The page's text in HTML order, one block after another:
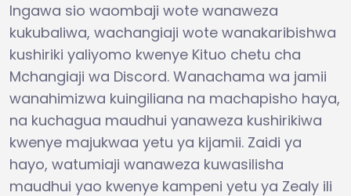
Ingawa sio waombaji wote wanaweza
kukubaliwa, wachangiaji wote wanakaribishwa
kushiriki yaliyomo kwenye Kituo chetu cha
Mchangiaji wa Discord. Wanachama wa jamii
wanahimizwa kuingiliana na machapisho haya,
na kuchagua maudhui yanaweza kushirikiwa
kwenye majukwaa yetu ya kijamii. Zaidi ya
hayo, watumiaji wanaweza kuwasilisha
maudhui yao kwenye kampeni yetu ya Zealy ili